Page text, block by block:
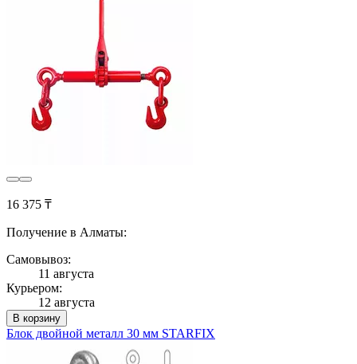
16 375 ₸
Получение в Алматы:
Самовывоз:
11 августа
Курьером:
12 августа
В корзину
Блок двойной металл 30 мм STARFIX